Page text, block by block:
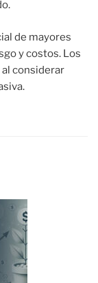
de mayores
y costos. Los
considerar